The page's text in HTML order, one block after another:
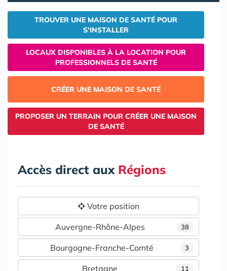
TROUVER UNE MAISON DE SANTÉ POUR
S'INSTALLER
LOCAUX DISPONIBLES À LA LOCATION POUR
PROFESSIONNELS DE SANTÉ
CRÉER UNE MAISON DE SANTÉ
PROPOSER UN TERRAIN POUR CRÉER UNE MAISON
DE SANTÉ
Accès direct aux Régions
Votre position
38
Auvergne-Rhône-Alpes
3
Bourgogne-Franche-Comté
11
Bretagne